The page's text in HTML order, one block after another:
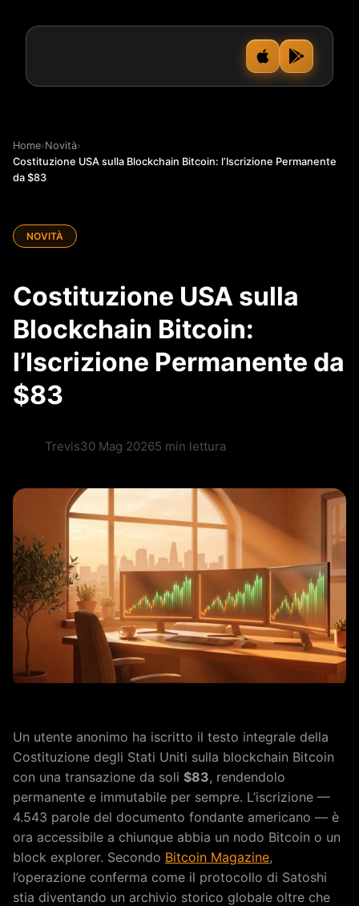
Home›Novità›
Costituzione USA sulla Blockchain Bitcoin: l’Iscrizione Permanente
da $83
NOVITÀ
Costituzione USA sulla
Blockchain Bitcoin:
l’Iscrizione Permanente da
$83
Trevis30 Mag 20265 min lettura
Un utente anonimo ha iscritto il testo integrale della
Costituzione degli Stati Uniti sulla blockchain Bitcoin
con una transazione da soli $83, rendendolo
permanente e immutabile per sempre. L’iscrizione —
4.543 parole del documento fondante americano — è
ora accessibile a chiunque abbia un nodo Bitcoin o un
block explorer. Secondo Bitcoin Magazine,
l’operazione conferma come il protocollo di Satoshi
stia diventando un archivio storico globale oltre che